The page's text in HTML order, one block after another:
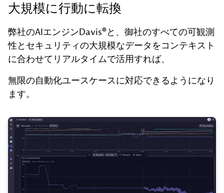
大規模に行動に転換
弊社のAIエンジンDavis®と、御社のすべての可観測
性とセキュリティの大規模なデータをコンテキスト
に合わせてリアルタイムで活用すれば、
無限の自動化ユースケースに対応できるようになり
ます。